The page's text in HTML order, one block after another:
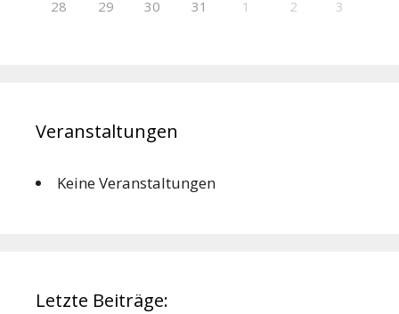
28 29 30 31 1 2 3
Veranstaltungen
Keine Veranstaltungen
Letzte Beiträge: